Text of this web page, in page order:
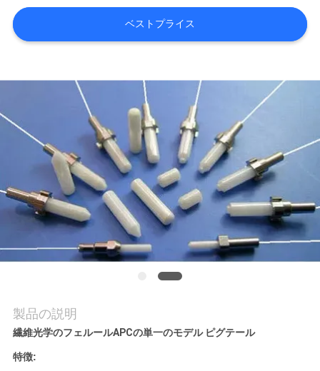
行
品
質
管
私
達
連
絡
し
ベストプライス
製品の説明
繊維光学のフェルールAPCの単一のモデル ピグテール
特徴: